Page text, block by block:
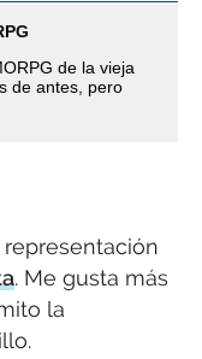
de la vieja
de antes, pero
. Me gusta más
la